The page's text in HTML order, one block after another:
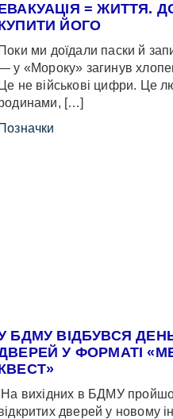
= ЖИТТЯ.
ЙОГО
Поки ми доїдали паски й
у «Мороку» загинув
Це не військові цифри. Це
[…]
Позначки
БДМУ ВІДБУВСЯ
У ФОРМАТІ
На вихідних в БДМУ
дверей у новому